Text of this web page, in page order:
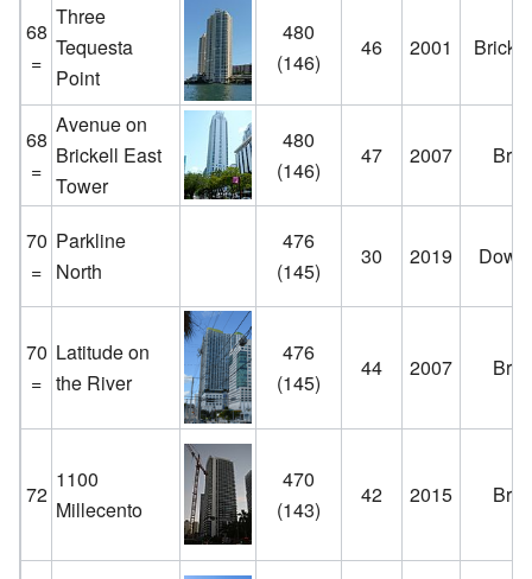
68
=
Three
Tequesta
Point
480
(146)
46 2001
68
=
Avenue on
Brickell East
Tower
480
(146)
47 2007
70
=
Parkline
North
476
(145)
30 2019
70
=
Latitude on
the River
476
(145)
44 2007
72
1100
Millecento
470
(143)
42 2015